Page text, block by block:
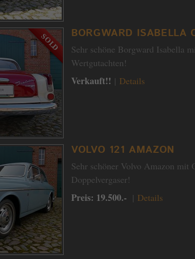
BORGWARD ISABELLA
Sehr schöne Borgward Isabella
Wertgutachten!
Verkauft!! | Details
VOLVO 121 AMAZON
Sehr schöner Volvo Amazon mit
Doppelvergaser!
Preis: 19.500.- | Details